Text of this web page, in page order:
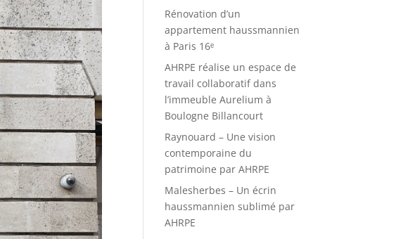
Rénovation d’un
appartement haussmannien
à Paris 16ᵉ
AHRPE réalise un espace de
travail collaboratif dans
l’immeuble Aurelium à
Boulogne Billancourt
Raynouard – Une vision
contemporaine du
patrimoine par AHRPE
Malesherbes – Un écrin
haussmannien sublimé par
AHRPE